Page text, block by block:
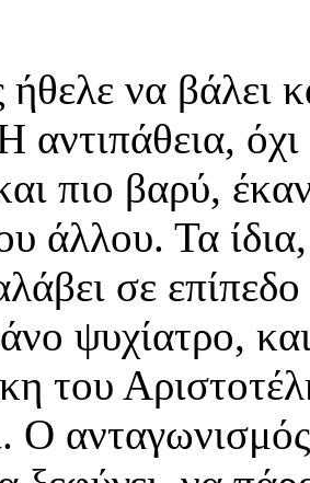
να βάλει
αντιπάθεια,
πιο βαρύ,
άλλου. Τα
σε
ψυχίατρο,
του
Ο